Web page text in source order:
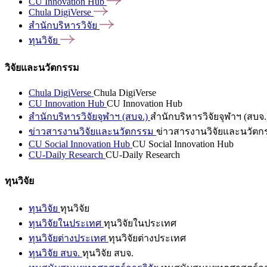
Chula DigiVerse
สำนักบริหารวิจัย
ทุนวิจัย
วิจัยและนวัตกรรม
Chula DigiVerse Chula DigiVerse
CU Innovation Hub CU Innovation Hub
สำนักบริหารวิจัยจุฬาฯ (สบจ.) สำนักบริหารวิจัยจุฬาฯ (สบจ
ข่าวสารงานวิจัยและนวัตกรรม ข่าวสารงานวิจัยและนวัตก
CU Social Innovation Hub CU Social Innovation Hub
CU-Daily Research CU-Daily Research
ทุนวิจัย
ทุนวิจัย ทุนวิจัย
ทุนวิจัยในประเทศ ทุนวิจัยในประเทศ
ทุนวิจัยต่างประเทศ ทุนวิจัยต่างประเทศ
ทุนวิจัย สบจ. ทุนวิจัย สบจ.